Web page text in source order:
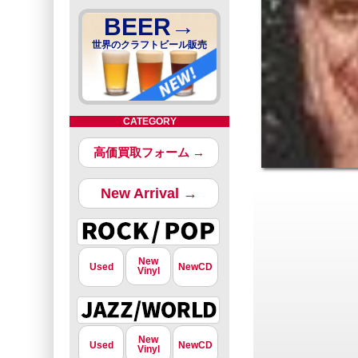
BEER→
世界のクラフトビール販売
CATEGORY
高価買取フォーム →
New Arrival →
Used
New
Vinyl
NewCD
Used
New
Vinyl
NewCD